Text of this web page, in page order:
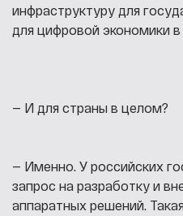
инфраструктуру для
для цифровой экономики
— И для страны в целом?
— Именно. У российских
запрос на разработку и
аппаратных решений.